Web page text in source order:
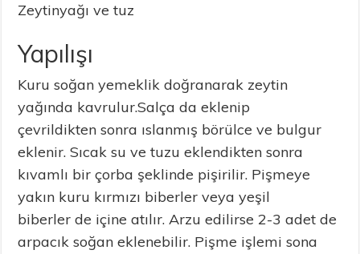
Zeytinyağı ve tuz
Yapılışı
Kuru soğan yemeklik doğranarak zeytin
yağında kavrulur.Salça da eklenip
çevrildikten sonra ıslanmış börülce ve bulgur
eklenir. Sıcak su ve tuzu eklendikten sonra
kıvamlı bir çorba şeklinde pişirilir. Pişmeye
yakın kuru kırmızı biberler veya yeşil
biberler de içine atılır. Arzu edilirse 2-3 adet de
arpacık soğan eklenebilir. Pişme işlemi sona